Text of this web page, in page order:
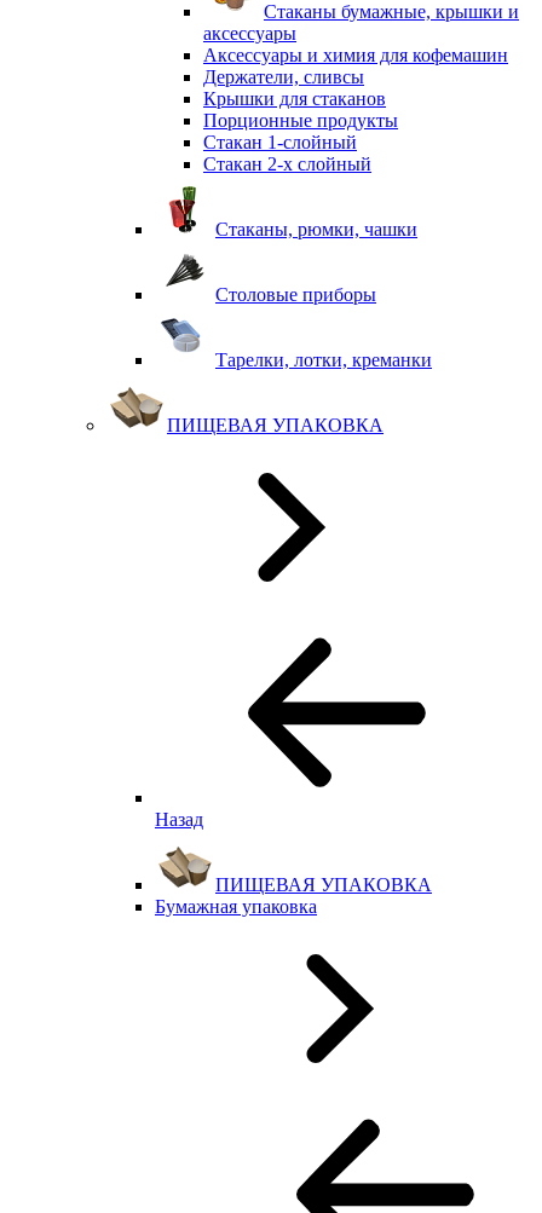
Стаканы бумажные, крышки и
аксессуары
Аксессуары и химия для кофемашин
Держатели, сливсы
Крышки для стаканов
Порционные продукты
Стакан 1-слойный
Стакан 2-х слойный
Стаканы, рюмки, чашки
Столовые приборы
Тарелки, лотки, креманки
ПИЩЕВАЯ УПАКОВКА
Назад
ПИЩЕВАЯ УПАКОВКА
Бумажная упаковка